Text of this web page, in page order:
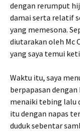
dengan rerumput
damai serta relatif
yang memesona.
diutarakan oleh Mc
yang saya temui
Waktu itu, saya
berpapasan
menaiki tebing lalu
itu dengan napas
duduk sebentar